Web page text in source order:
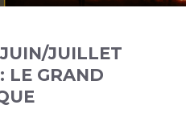
JUILLET
LE GRAND